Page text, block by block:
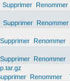
Supprimer Renommer
Supprimer Renommer
Supprimer Renommer
Supprimer Renommer
Renommer